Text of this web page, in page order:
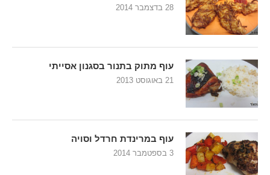
28 בדצמבר 2014
עוף מתוק בתנור בסגנון אסייתי
21 באוגוסט 2013
עוף במרינדת חרדל וסויה
3 בספטמבר 2014